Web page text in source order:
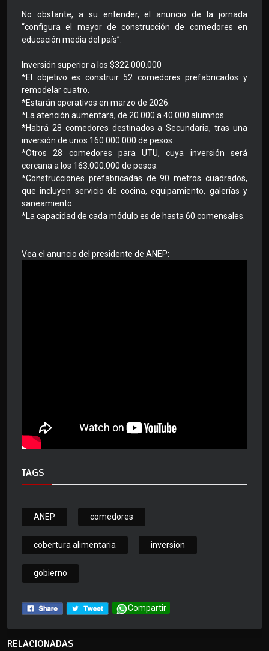
No obstante, a su entender, el anuncio de la jornada
“configura el mayor de construcción de comedores en
educación media del país”.
Inversión superior a los $322.000.000
*El objetivo es construir 52 comedores prefabricados y
remodelar cuatro.
*Estarán operativos en marzo de 2026.
*La atención aumentará, de 20.000 a 40.000 alumnos.
*Habrá 28 comedores destinados a Secundaria, tras una
inversión de unos 160.000.000 de pesos.
*Otros 28 comedores para UTU, cuya inversión será
cercana a los 163.000.000 de pesos.
*Construcciones prefabricadas de 90 metros cuadrados,
que incluyen servicio de cocina, equipamiento, galerías y
saneamiento.
*La capacidad de cada módulo es de hasta 60 comensales.
Vea el anuncio del presidente de ANEP:
TAGS
ANEP comedores
cobertura alimentaria inversion
gobierno
Compartir
RELACIONADAS